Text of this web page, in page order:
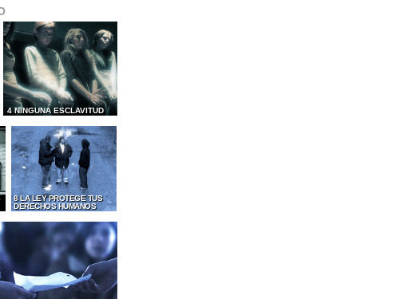
4 NINGUNA ESCLAVITUD
8 LA LEY PROTEGE TUS
DERECHOS HUMANOS